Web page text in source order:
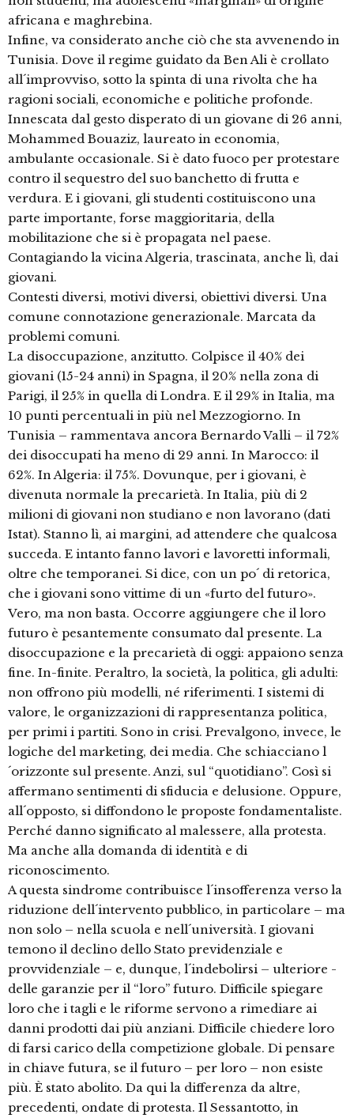
africana e maghrebina.
Infine, va considerato anche ciò che sta avvenendo in
Tunisia. Dove il regime guidato da Ben Ali è crollato
all´improvviso, sotto la spinta di una rivolta che ha
ragioni sociali, economiche e politiche profonde.
Innescata dal gesto disperato di un giovane di 26 anni,
Mohammed Bouaziz, laureato in economia,
ambulante occasionale. Si è dato fuoco per protestare
contro il sequestro del suo banchetto di frutta e
verdura. E i giovani, gli studenti costituiscono una
parte importante, forse maggioritaria, della
mobilitazione che si è propagata nel paese.
Contagiando la vicina Algeria, trascinata, anche lì, dai
giovani.
Contesti diversi, motivi diversi, obiettivi diversi. Una
comune connotazione generazionale. Marcata da
problemi comuni.
La disoccupazione, anzitutto. Colpisce il 40% dei
giovani (15-24 anni) in Spagna, il 20% nella zona di
Parigi, il 25% in quella di Londra. E il 29% in Italia, ma
10 punti percentuali in più nel Mezzogiorno. In
Tunisia – rammentava ancora Bernardo Valli – il 72%
dei disoccupati ha meno di 29 anni. In Marocco: il
62%. In Algeria: il 75%. Dovunque, per i giovani, è
divenuta normale la precarietà. In Italia, più di 2
milioni di giovani non studiano e non lavorano (dati
Istat). Stanno lì, ai margini, ad attendere che qualcosa
succeda. E intanto fanno lavori e lavoretti informali,
oltre che temporanei. Si dice, con un po´ di retorica,
che i giovani sono vittime di un «furto del futuro».
Vero, ma non basta. Occorre aggiungere che il loro
futuro è pesantemente consumato dal presente. La
disoccupazione e la precarietà di oggi: appaiono senza
fine. In-finite. Peraltro, la società, la politica, gli adulti:
non offrono più modelli, né riferimenti. I sistemi di
valore, le organizzazioni di rappresentanza politica,
per primi i partiti. Sono in crisi. Prevalgono, invece, le
logiche del marketing, dei media. Che schiacciano l
´orizzonte sul presente. Anzi, sul “quotidiano”. Così si
affermano sentimenti di sfiducia e delusione. Oppure,
all´opposto, si diffondono le proposte fondamentaliste.
Perché danno significato al malessere, alla protesta.
Ma anche alla domanda di identità e di
riconoscimento.
A questa sindrome contribuisce l´insofferenza verso la
riduzione dell´intervento pubblico, in particolare – ma
non solo – nella scuola e nell´università. I giovani
temono il declino dello Stato previdenziale e
provvidenziale – e, dunque, l´indebolirsi – ulteriore -
delle garanzie per il “loro” futuro. Difficile spiegare
loro che i tagli e le riforme servono a rimediare ai
danni prodotti dai più anziani. Difficile chiedere loro
di farsi carico della competizione globale. Di pensare
in chiave futura, se il futuro – per loro – non esiste
più. È stato abolito. Da qui la differenza da altre,
precedenti, ondate di protesta. Il Sessantotto, in